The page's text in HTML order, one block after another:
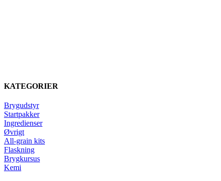
KATEGORIER
Brygudstyr
Startpakker
Ingredienser
Øvrigt
All-grain kits
Flaskning
Brygkursus
Kemi